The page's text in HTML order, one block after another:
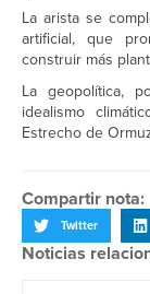
La arista se
artificial, que
construir más
La geopolítica,
idealismo
Estrecho de
Compartir nota:
Twitter
Noticias